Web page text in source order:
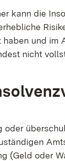
kann die
und im
nicht
oder
(Geld oder